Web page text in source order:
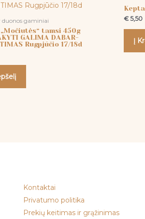
duonos gaminiai
tamsi 450g
GALIMA DABAR-
Rugpjūčio 17/18d
€5,50
Į
Kontaktai
Privatumo politika
Prekių keitimas ir grąžinimas